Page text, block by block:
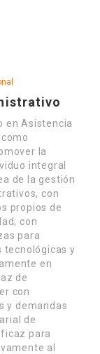
en Asistencia
la
integral
de la gestión
con
propios de
con
para
y
en
de
con
y demandas
de
para
al